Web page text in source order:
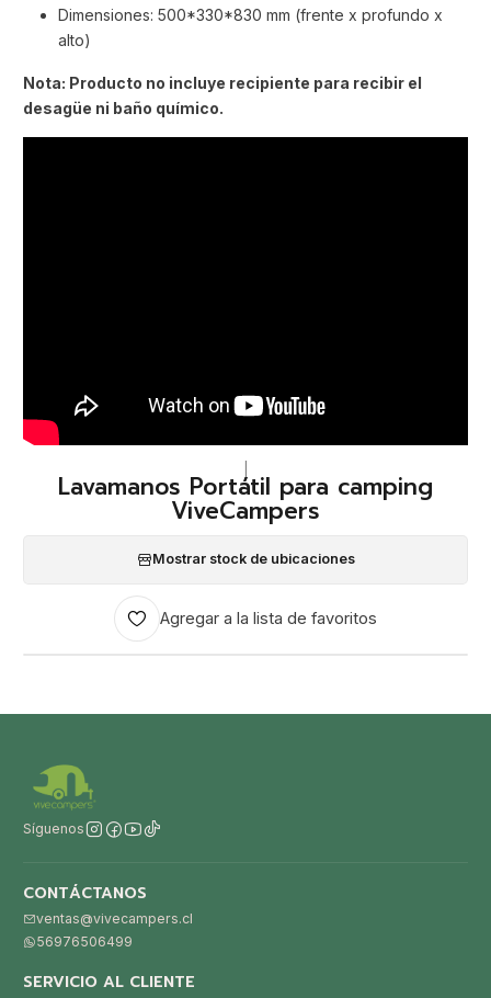
Dimensiones: 500*330*830 mm (frente x profundo x
alto)
Nota: Producto no incluye recipiente para recibir el
desagüe ni baño químico.
Lavamanos Portátil para camping
ViveCampers
Mostrar stock de ubicaciones
Agregar a la lista de favoritos
Síguenos
CONTÁCTANOS
ventas@vivecampers.cl
56976506499
SERVICIO AL CLIENTE